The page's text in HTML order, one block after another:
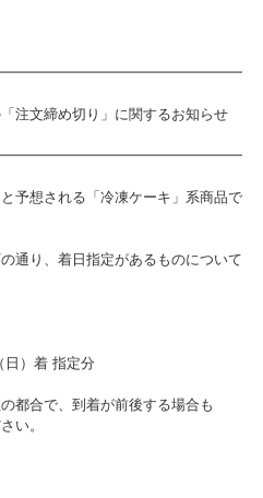
文締め切り」に関するお知らせ
予想される「冷凍ケーキ」系商品で
通り、着日指定があるものについて
）着 指定分
都合で、到着が前後する場合も
い。